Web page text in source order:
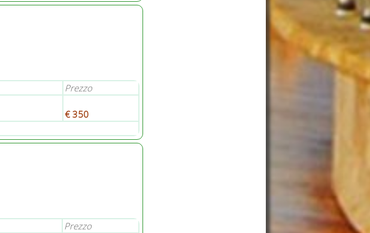
Prezzo
€ 350
Prezzo